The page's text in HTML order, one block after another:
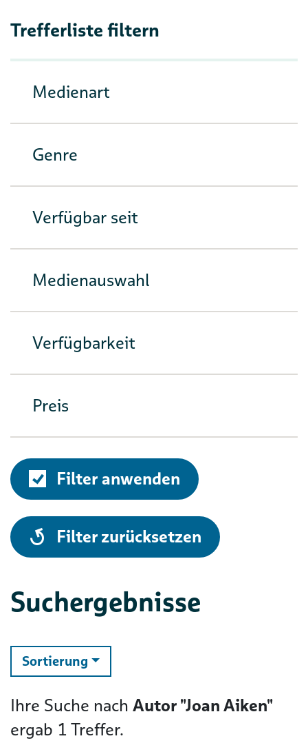
Trefferliste filtern
Medienart
Genre
Verfügbar seit
Medienauswahl
Verfügbarkeit
Preis
Filter anwenden
alle
Filter zurücksetzen
Suchergebnisse
Sortierung ändern
Ihre Suche nach Autor "Joan Aiken"
ergab 1 Treffer.